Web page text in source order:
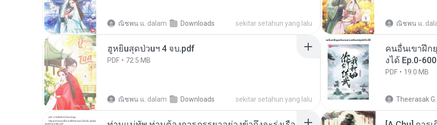
ณิชพน แ. dalam Downloads sekitar setahun yang lalu ณิชพน แ.
ฮูหยิuสุดป่วuฯ 4 จบ.pdf
PDF 72.5 MB
ณิชพน แ. dalam Downloads sekitar setahun yang lalu
คนอื่นเขาฝึก
งได้ Ep.0-
PDF 19.0 MB
Theerasak G.